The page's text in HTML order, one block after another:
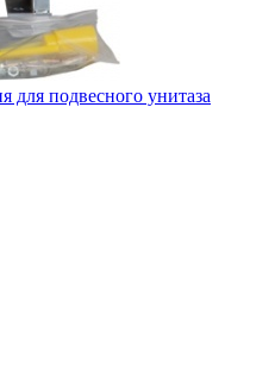
для подвесного унитаза